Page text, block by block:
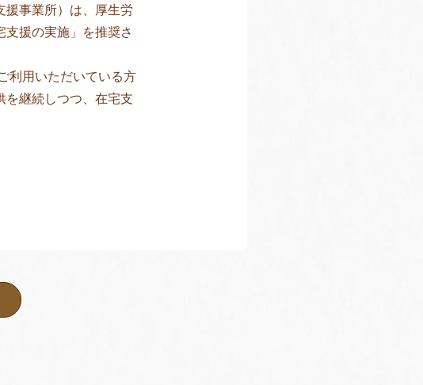
援事業所）は、厚生労
援の実施」を推奨さ
利用いただいている方
を継続しつつ、在宅支